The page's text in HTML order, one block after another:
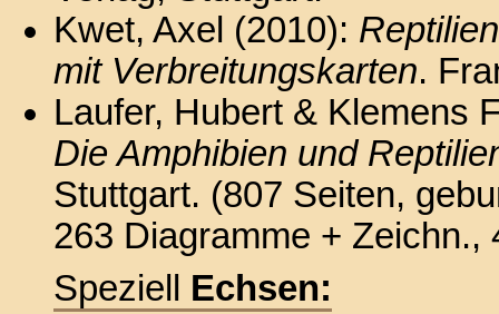
Kwet, Axel (2010):
mit Verbreitungskarten.
Laufer, Hubert & Klemens
Die Amphibien und
Stuttgart. (807 Seiten,
263 Diagramme + Zeichn.,
Speziell Echsen: